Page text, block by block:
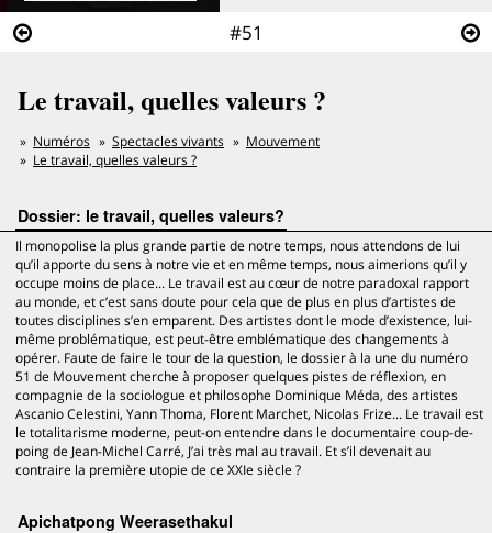
#51
Le travail, quelles valeurs ?
Numéros Spectacles vivants
Mouvement
Le travail, quelles valeurs ?
Dossier: le travail, quelles valeurs?
Il monopolise la plus grande partie de notre temps, nous attendons de lui
qu’il apporte du sens à notre vie et en même temps, nous aimerions qu’il y
occupe moins de place... Le travail est au cœur de notre paradoxal rapport
au monde, et c’est sans doute pour cela que de plus en plus d’artistes de
toutes disciplines s’en emparent. Des artistes dont le mode d’existence, lui-
même problématique, est peut-être emblématique des changements à
opérer. Faute de faire le tour de la question, le dossier à la une du numéro
51 de Mouvement cherche à proposer quelques pistes de réflexion, en
compagnie de la sociologue et philosophe Dominique Méda, des artistes
Ascanio Celestini, Yann Thoma, Florent Marchet, Nicolas Frize... Le travail est
le totalitarisme moderne, peut-on entendre dans le documentaire coup-de-
poing de Jean-Michel Carré, J’ai très mal au travail. Et s’il devenait au
contraire la première utopie de ce XXIe siècle ?
Apichatpong Weerasethakul